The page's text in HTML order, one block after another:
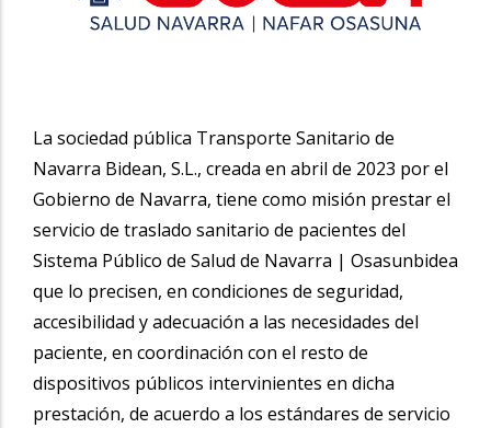
La sociedad pública Transporte Sanitario de
Navarra Bidean, S.L., creada en abril de 2023 por el
Gobierno de Navarra, tiene como misión prestar el
servicio de traslado sanitario de pacientes del
Sistema Público de Salud de Navarra | Osasunbidea
que lo precisen, en condiciones de seguridad,
accesibilidad y adecuación a las necesidades del
paciente, en coordinación con el resto de
dispositivos públicos intervinientes en dicha
prestación, de acuerdo a los estándares de servicio